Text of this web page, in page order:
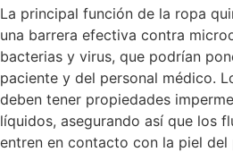
La principal función de la ropa
una barrera efectiva contra
bacterias y virus, que podrían
paciente y del personal médico.
deben tener propiedades
líquidos, asegurando así que los
entren en contacto con la piel